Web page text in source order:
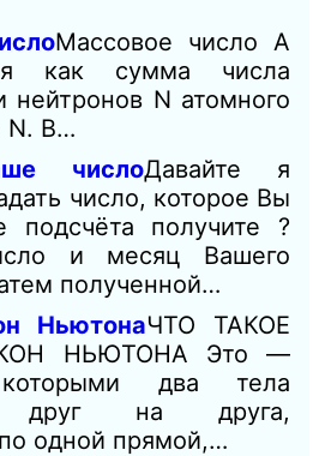
Массовое число A
как сумма числа
нейтронов N атомного
N. В…
числоДавайте я
число, которое Вы
подсчёта получите ?
и месяц Вашего
полученной…
НьютонаЧТО ТАКОЕ
НЬЮТОНА Это —
два тела
друг на друга,
одной прямой,…